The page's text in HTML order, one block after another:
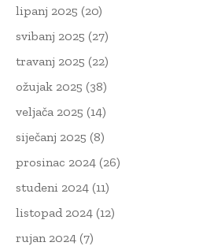
lipanj 2025 (20)
svibanj 2025 (27)
travanj 2025 (22)
ožujak 2025 (38)
veljača 2025 (14)
siječanj 2025 (8)
prosinac 2024 (26)
studeni 2024 (11)
listopad 2024 (12)
rujan 2024 (7)